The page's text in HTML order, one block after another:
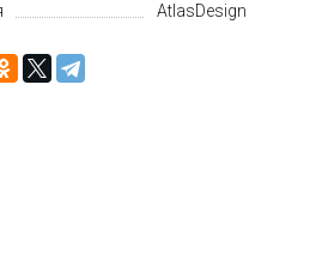
AtlasDesign